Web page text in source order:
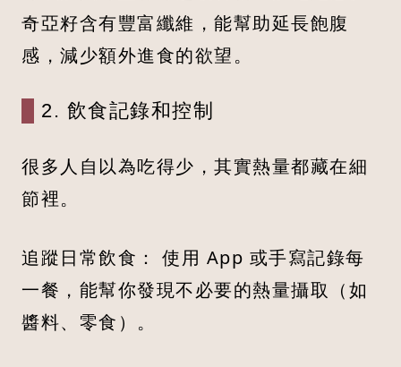
奇亞籽含有豐富纖維，能幫助延長飽腹
感，減少額外進食的欲望。
2. 飲食記錄和控制
很多人自以為吃得少，其實熱量都藏在細
節裡。
追蹤日常飲食： 使用 App 或手寫記錄每
一餐，能幫你發現不必要的熱量攝取（如
醬料、零食）。